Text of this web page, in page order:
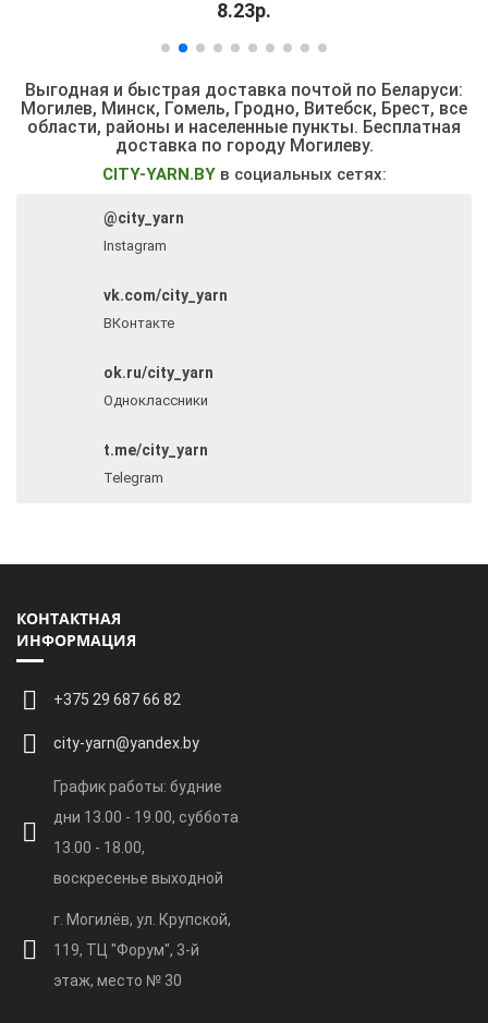
Выгодная и быстрая доставка почтой по Беларуси:
Могилев, Минск, Гомель, Гродно, Витебск, Брест, все
области, районы и населенные пункты. Бесплатная
доставка по городу Могилеву.
CITY-YARN.BYв социальных сетях:
@city_yarn
Instagram
vk.com/city_yarn
ВКонтакте
ok.ru/city_yarn
Одноклассники
t.me/city_yarn
Telegram
КОНТАКТНАЯ
ИНФОРМАЦИЯ
+375 29 687 66 82
city-yarn@yandex.by
График работы: будние
дни 13.00 - 19.00, суббота
13.00 - 18.00,
воскресенье выходной
г. Могилёв, ул. Крупской,
119, ТЦ "Форум", 3-й
этаж, место № 30